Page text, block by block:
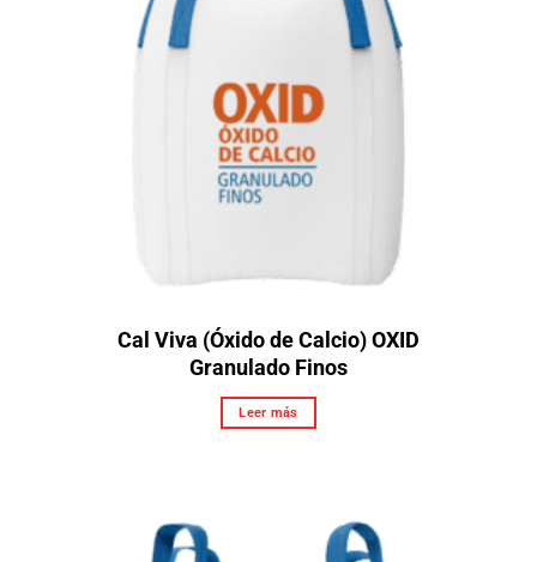
Cal Viva (Óxido de Calcio) OXID
Granulado Finos
Leer más